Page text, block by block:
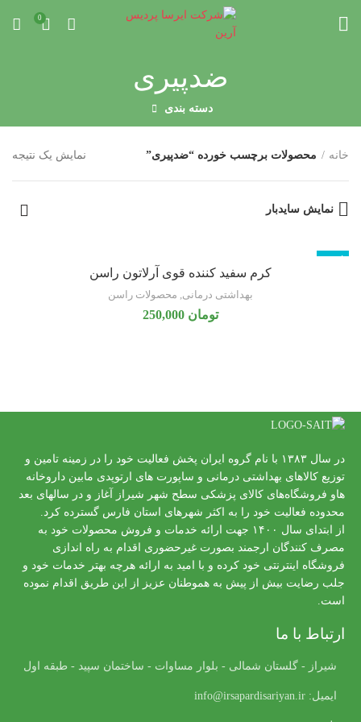
0
ضدپیری
دسته بندی
خانه محصولات برچسب خورده “ضدپیری” نمایش یک نتیجه
نمایش سایدبار
ناموجود
کرم سفید کننده قوی آرلاتون راسن
بهداشتی درمانی, محصولات راسن
تومان
در سال ۱۳۸۳ با نام گروه ایران پخش فعالیت خود را در زمینه تامین و
توزیع کالاهای بهداشتی درمانی و ساپورت های ارتوپدی مابین داروخانه
هاو فروشگاه‌های کالای پزشکی سطح شهر شیراز آغاز و در سالهای بعد
محدوده فعالیت خود را به اکثر شهرهای استان فارس گسترده کرد.
از ابتدای سال ۱۴۰۰ جهت ارائه خدمات و فروش محصولات خود به
مصرف کنندگان ارجمند بصورت غیرحضوری اقدام به راه اندازی
فروشگاه اینترنتی خود کرده و با امید به ارائه هرچه بهتر خدمات خود و
جلب رضایت بیش از پیش به هموطنان عزیز از این طریق اقدام نموده
است.
ارتباط با ما
شیراز - گلستان شمالی - بلوار مساوات - ساختمان سپید - طبقه اول
ایمیل: info@irsapardisariyan.ir